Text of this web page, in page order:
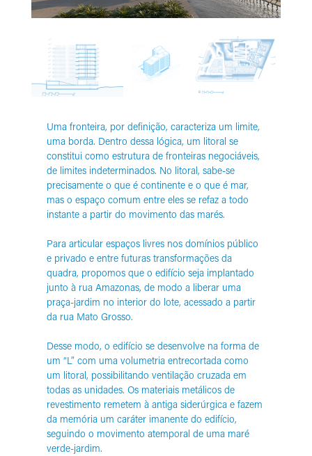
Uma fronteira, por definição, caracteriza um limite,
uma borda. Dentro dessa lógica, um litoral se
constitui como estrutura de fronteiras negociáveis,
de limites indeterminados. No litoral, sabe-se
precisamente o que é continente e o que é mar,
mas o espaço comum entre eles se refaz a todo
instante a partir do movimento das marés.
Para articular espaços livres nos domínios público
e privado e entre futuras transformações da
quadra, propomos que o edifício seja implantado
junto à rua Amazonas, de modo a liberar uma
praça-jardim no interior do lote, acessado a partir
da rua Mato Grosso.
Desse modo, o edifício se desenvolve na forma de
um “L” com uma volumetria entrecortada como
um litoral, possibilitando ventilação cruzada em
todas as unidades. Os materiais metálicos de
revestimento remetem à antiga siderúrgica e fazem
da memória um caráter imanente do edifício,
seguindo o movimento atemporal de uma maré
verde-jardim.